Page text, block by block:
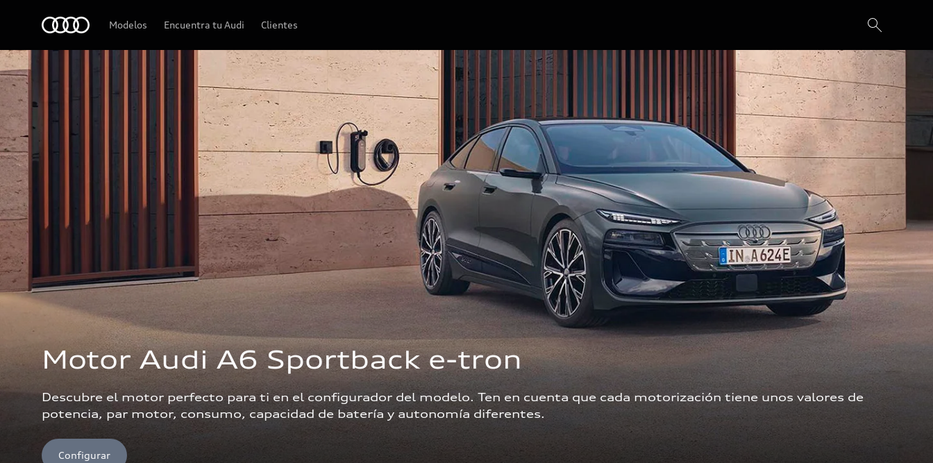
Modelos Encuentra tu Audi Clientes
Motor Audi A6 Sportback e-tron
Descubre el motor perfecto para ti en el configurador del modelo. Ten en cuenta que cada motorización tiene unos valores de
potencia, par motor, consumo, capacidad de batería y autonomía diferentes.
Configurar